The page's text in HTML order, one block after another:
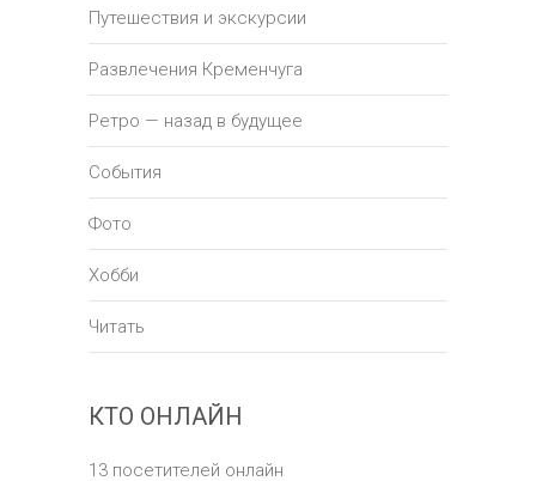
Путешествия и экскурсии
Развлечения Кременчуга
Ретро — назад в будущее
События
Фото
Хобби
Читать
КТО ОНЛАЙН
13 посетителей онлайн